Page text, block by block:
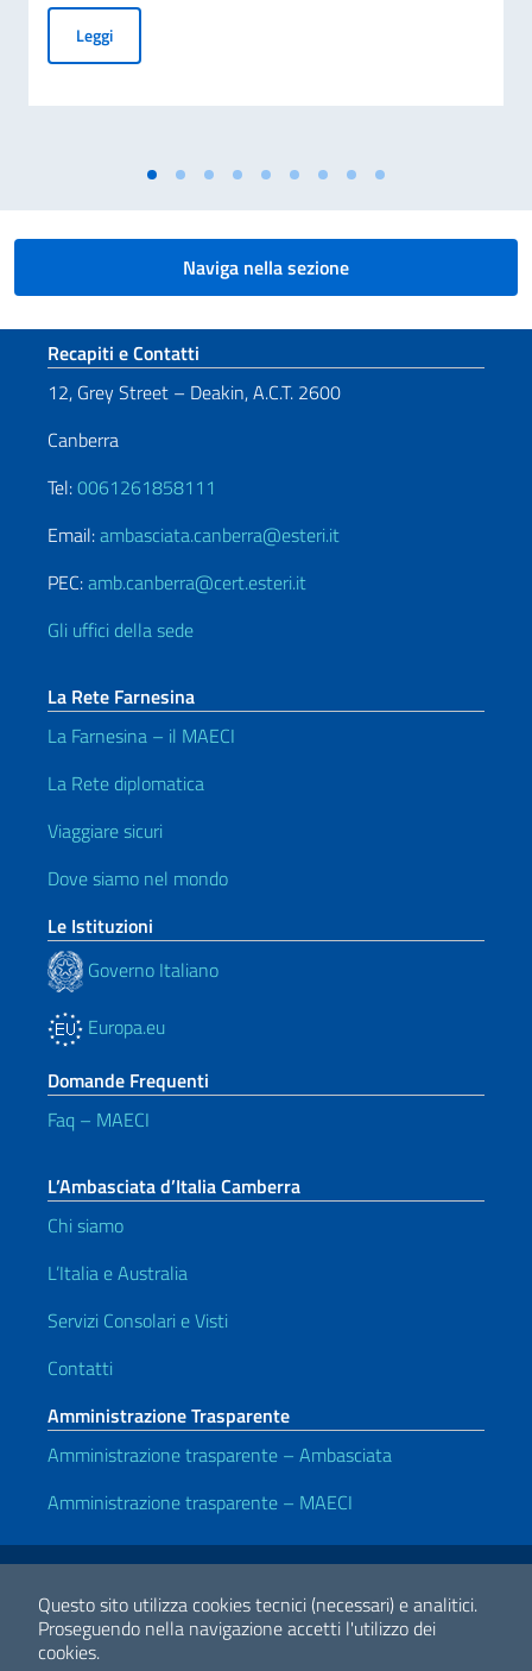
Questo sito utilizza cookies tecnici (necessari) e analitici.
Proseguendo nella navigazione accetti l'utilizzo dei
cookies.
LeggiGiornata nazionale del sacrificio del lavoro italiano nel
Naviga nella sezione
Sezione footer
Recapiti e Contatti
12, Grey Street – Deakin, A.C.T. 2600
Canberra
Tel:0061261858111
Email:ambasciata.canberra@esteri.it
PEC:amb.canberra@cert.esteri.it
Gli uffici della sede
La Rete Farnesina
La Farnesina – il MAECI
La Rete diplomatica
Viaggiare sicuri
Dove siamo nel mondo
Le Istituzioni
Governo Italiano
Europa.eu
Domande Frequenti
Faq – MAECI
L’Ambasciata d’Italia Camberra
Chi siamo
L’Italia e Australia
Servizi Consolari e Visti
Contatti
Amministrazione Trasparente
Amministrazione trasparente – Ambasciata
Amministrazione trasparente – MAECI
Link Utili